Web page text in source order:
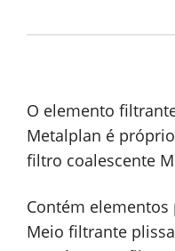
O elemento
Metalplan é
filtro coalescente
Contém
Meio filtrante